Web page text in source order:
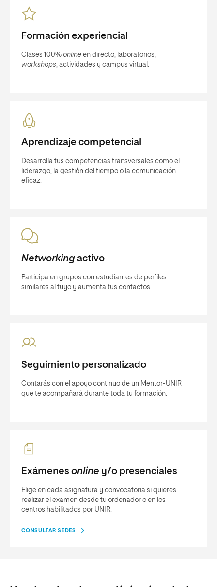
Formación experiencial
Clases 100% online en directo, laboratorios,
workshops, actividades y campus virtual.
Aprendizaje competencial
Desarrolla tus competencias transversales como el
liderazgo, la gestión del tiempo o la comunicación
eficaz.
Networkingactivo
Participa en grupos con estudiantes de perfiles
similares al tuyo y aumenta tus contactos.
Seguimiento personalizado
Contarás con el apoyo continuo de un Mentor-UNIR
que te acompañará durante toda tu formación.
Exámenes online y/o presenciales
Elige en cada asignatura y convocatoria si quieres
realizar el examen desde tu ordenador o en los
centros habilitados por UNIR.
CONSULTAR SEDES